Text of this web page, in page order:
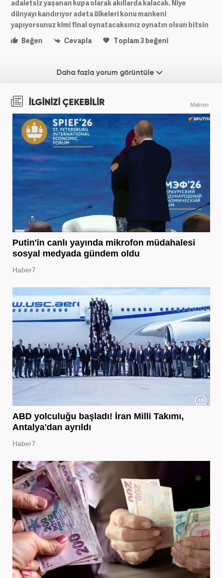
adaletsiz yaşanan kupa olarak akıllarda kalacak. Niye
dünyayı kandırıyor adeta ülkeleri konu mankeni
yapıyorsunuz kimi final oynatacaksınız oynatın olsun bitsin
Beğen
Cevapla Toplam3beğeni
Daha fazla yorum görüntüle
İLGİNİZİ ÇEKEBİLİR Makroo
Putin'in canlı yayında mikrofon müdahalesi
sosyal medyada gündem oldu
Haber7
ABD yolculuğu başladı! İran Milli Takımı,
Antalya'dan ayrıldı
Haber7